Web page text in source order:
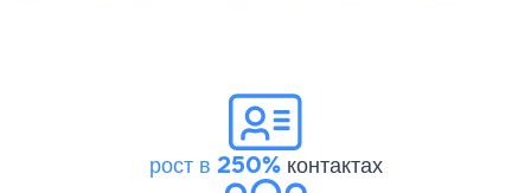
рост в 250%контактах